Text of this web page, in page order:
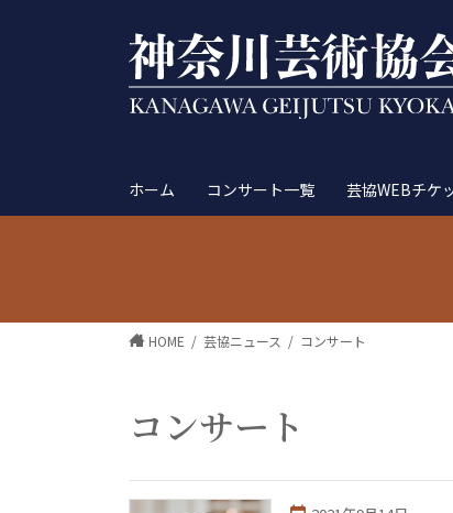
ホーム コンサート一覧 芸協WEBチケ
HOME 芸協ニュース コンサート
コンサート